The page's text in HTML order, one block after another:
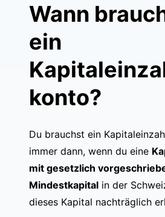
Wann
ein
konto?
Du brauchst ein
immer dann, wenn du eine
mit gesetzlich
Mindestkapital in der
dieses Kapital nachträglich